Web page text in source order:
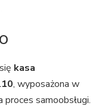
kasa
, wyposażona w
samoobsługi.